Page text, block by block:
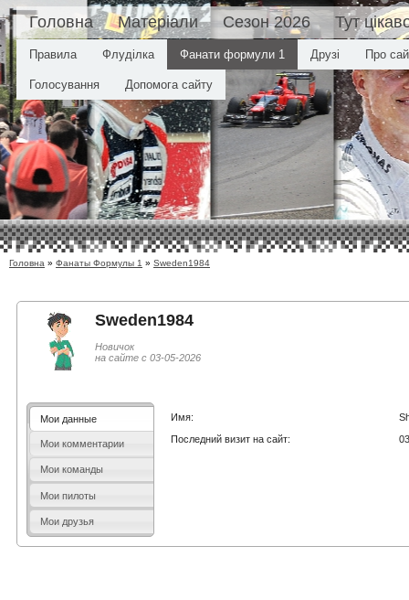
Головна Матеріали Сезон 2026 Тут
Правила Флуділка Фанати формули 1 Друзі Про
Голосування Допомога сайту
Головна » Фанаты Формулы 1 » Sweden1984
Sweden1984
Новичок
на сайте с 03-05-2026
Мои данные
Мои комментарии
Мои команды
Мои пилоты
Мои друзья
Имя:
Последний визит на сайт: